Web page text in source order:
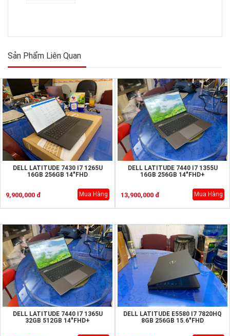
Sản Phẩm Liên Quan
DELL LATITUDE 7430 I7 1265U
16GB 256GB 14"FHD
9,900,000 đ Mua Hàng
DELL LATITUDE 7440 I7 1355U
16GB 256GB 14"FHD+
13,900,000 đ Mua Hàng
DELL LATITUDE 7440 I7 1365U
32GB 512GB 14"FHD+
DELL LATITUDE E5580 I7 7820HQ
8GB 256GB 15.6"FHD